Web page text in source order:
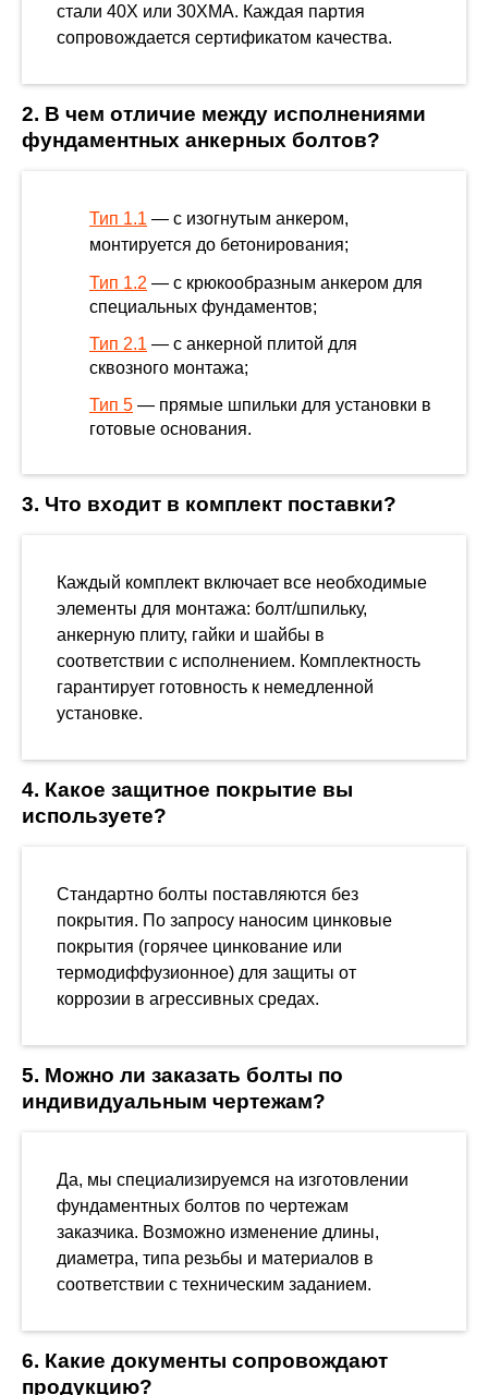
стали 40Х или 30ХМА. Каждая партия
сопровождается сертификатом качества.
2. В чем отличие между исполнениями
фундаментных анкерных болтов?
Тип 1.1 — с изогнутым анкером,
монтируется до бетонирования;
Тип 1.2 — с крюкообразным анкером для
специальных фундаментов;
Тип 2.1 — с анкерной плитой для
сквозного монтажа;
Тип 5 — прямые шпильки для установки в
готовые основания.
3. Что входит в комплект поставки?
Каждый комплект включает все необходимые
элементы для монтажа: болт/шпильку,
анкерную плиту, гайки и шайбы в
соответствии с исполнением. Комплектность
гарантирует готовность к немедленной
установке.
4. Какое защитное покрытие вы
используете?
Стандартно болты поставляются без
покрытия. По запросу наносим цинковые
покрытия (горячее цинкование или
термодиффузионное) для защиты от
коррозии в агрессивных средах.
5. Можно ли заказать болты по
индивидуальным чертежам?
Да, мы специализируемся на изготовлении
фундаментных болтов по чертежам
заказчика. Возможно изменение длины,
диаметра, типа резьбы и материалов в
соответствии с техническим заданием.
6. Какие документы сопровождают
продукцию?